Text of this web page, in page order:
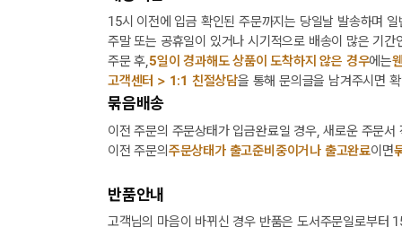
15시 이전에 입금 확인된 주문까지는 당일날 발송하며
주말 또는 공휴일이 있거나 시기적으로 배송이 많은 기
주문 후,5일이 경과해도 상품이 도착하지 않은 경우에는
고객센터 > 1:1 친절상담을 통해 문의글을 남겨주시면
묶음배송
이전 주문의 주문상태가 입금완료일 경우, 새로운 주문
이전 주문의 주문상태가 출고준비중이거나 출고완료이면
반품안내
고객님의 마음이 바뀌신 경우 반품은 도서주문일로부터